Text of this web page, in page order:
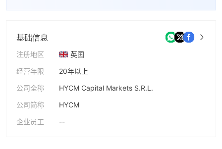
基础信息
注册地区
英国
经营年限
20年以上
公司全称
HYCM Capital Markets S.R.L.
公司简称
HYCM
企业员工
--